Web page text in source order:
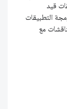
قيد
التطبيقات
مع